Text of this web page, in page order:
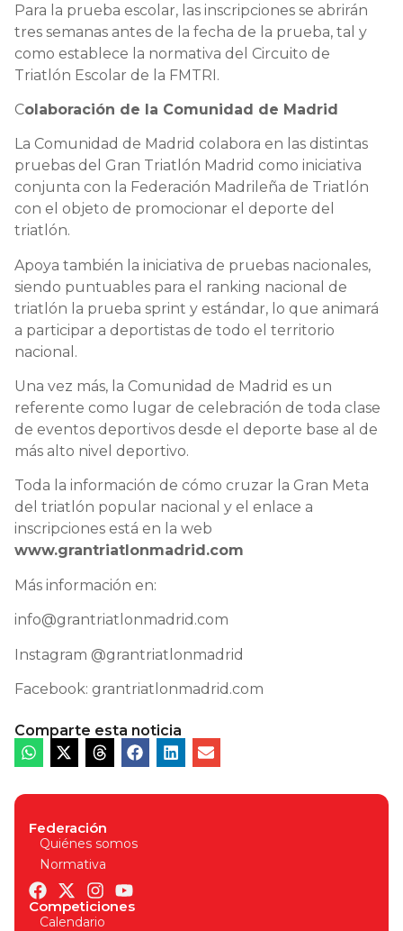
Para la prueba escolar, las inscripciones se abrirán
tres semanas antes de la fecha de la prueba, tal y
como establece la normativa del Circuito de
Triatlón Escolar de la FMTRI.
Colaboración de la Comunidad de Madrid
La Comunidad de Madrid colabora en las distintas
pruebas del Gran Triatlón Madrid como iniciativa
conjunta con la Federación Madrileña de Triatlón
con el objeto de promocionar el deporte del
triatlón.
Apoya también la iniciativa de pruebas nacionales,
siendo puntuables para el ranking nacional de
triatlón la prueba sprint y estándar, lo que animará
a participar a deportistas de todo el territorio
nacional.
Una vez más, la Comunidad de Madrid es un
referente como lugar de celebración de toda clase
de eventos deportivos desde el deporte base al de
más alto nivel deportivo.
Toda la información de cómo cruzar la Gran Meta
del triatlón popular nacional y el enlace a
inscripciones está en la web
www.grantriatlonmadrid.com
Más información en:
info@grantriatlonmadrid.com
Instagram @grantriatlonmadrid
Facebook: grantriatlonmadrid.com
Comparte esta noticia
Federación
Quiénes somos
Normativa
Competiciones
Calendario